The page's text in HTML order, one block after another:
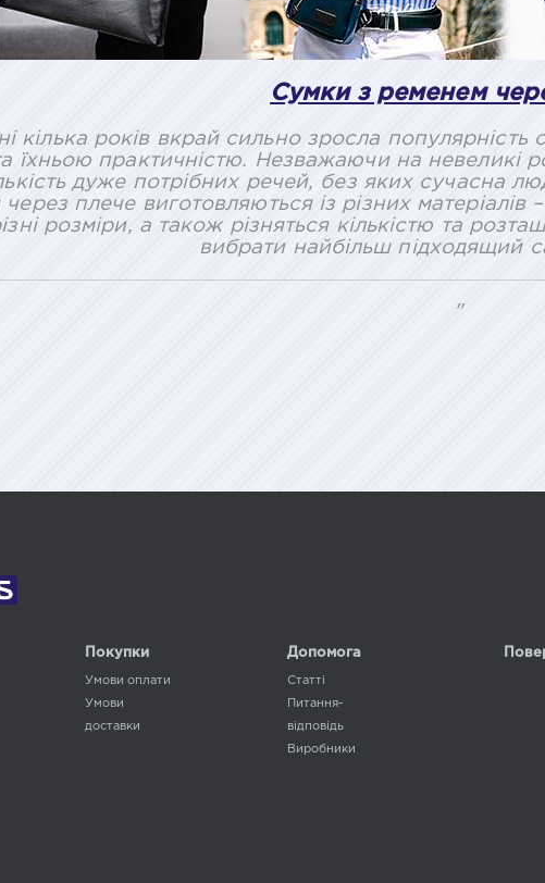
Сумки з ременем
кілька років вкрай сильно зросла
їхньою практичністю. Незважаючи на невеликі
дуже потрібних речей, без яких сучасна
плече виготовляються із різних
розміри, а також різняться кількістю та
вибрати найбільш підходящий
"
Покупки
Умови оплати
Умови
доставки
Допомога
Статті
Питання-
відповідь
Виробники